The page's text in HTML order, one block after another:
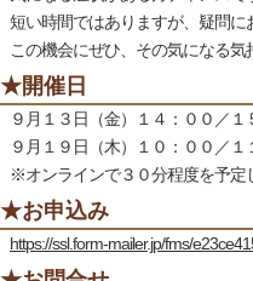
短い時間ではありますが、疑問に
この機会にぜひ、その気になる
★開催日
９月１３日（金）１４：００／１
９月１９日（木）１０：００／１
※オンラインで３０分程度を予定
★お申込み
https://ssl.form-mailer.jp/fms/